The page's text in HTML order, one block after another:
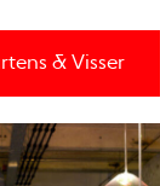
& Visser